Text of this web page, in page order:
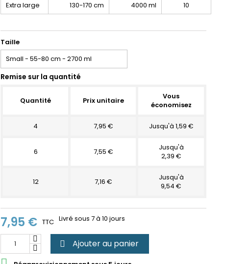
Extra large
130-170 cm 4000 ml 10
Taille
Remise sur la quantité
Quantité Prix unitaire
Vous
économisez
4 7,95 € Jusqu'à 1,59 €
6 7,55 €
Jusqu'à
2,39 €
12 7,16 €
Jusqu'à
9,54 €
7,95 € TTC Livré sous 7 à 10 jours
 Ajouter au panier